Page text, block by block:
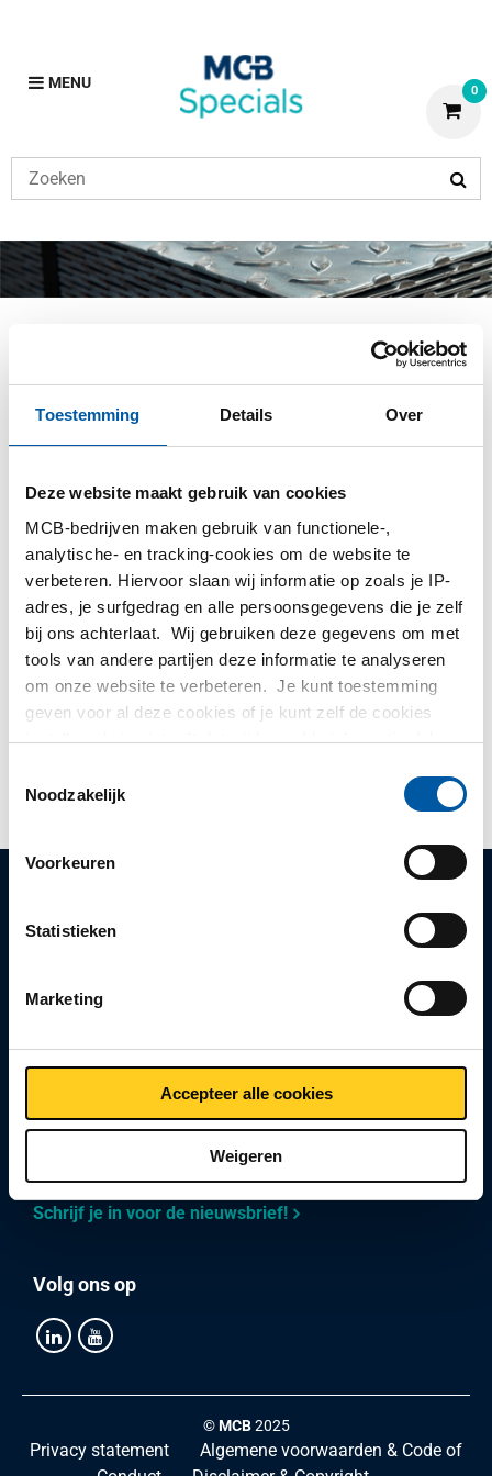
Toestemming Details Over
Deze website maakt gebruik van cookies
MCB-bedrijven maken gebruik van functionele-,
analytische- en tracking-cookies om de website te
verbeteren. Hiervoor slaan wij informatie op zoals je IP-
adres, je surfgedrag en alle persoonsgegevens die je zelf
bij ons achterlaat. Wij gebruiken deze gegevens om met
tools van andere partijen deze informatie te analyseren
om onze website te verbeteren. Je kunt toestemming
geven voor al deze cookies of je kunt zelf de cookies
instellen als je niet wilt dat wij bepaalde informatie delen.
partijen waarmee wij samenwerken vind je in ons
Noodzakelijk
Voorkeuren
Statistieken
Marketing
Accepteer alle cookies
Weigeren
MENU 0
Diversen
Hulp nodig?
Meer informatie over de soorten alumunium platen.
Lees meer
Geen producten gevonden binnen: Diversen
Kunt u niet vinden wat u zoekt? OnzeAfdeling Verkoop
Over MCB Specials
Schrijf je in voor de nieuwsbrief!
Volg ons op
©MCB2025
Privacy statement
Algemene voorwaarden & Code of